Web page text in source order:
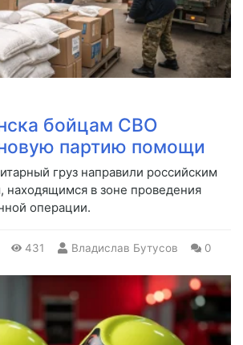
бойцам СВО
партию помощи
груз направили российским
в зоне проведения
операции.
431 Владислав Бутусов 0